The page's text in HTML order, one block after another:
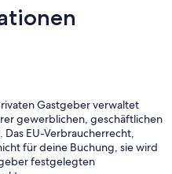
Gastgeber verwaltet
gewerblichen, geschäftlichen
EU-Verbraucherrecht,
für deine Buchung, sie wird
festgelegten